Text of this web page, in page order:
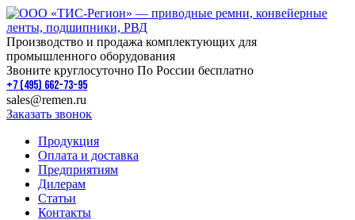
Производство и продажа комплектующих для
промышленного оборудования
Звоните круглосуточно По России бесплатно
+7 (495) 662-73-95
sales@remen.ru
Заказать звонок
Продукция
Оплата и доставка
Предприятиям
Дилерам
Статьи
Контакты